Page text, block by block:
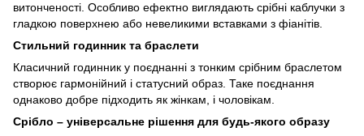
витонченості. Особливо ефектно виглядають срібні каблучки з
гладкою поверхнею або невеликими вставками з фіанітів.
Стильний годинник та браслети
Класичний годинник у поєднанні з тонким срібним браслетом
створює гармонійний і статусний образ. Таке поєднання
однаково добре підходить як жінкам, і чоловікам.
Срібло – універсальне рішення для будь-якого образу